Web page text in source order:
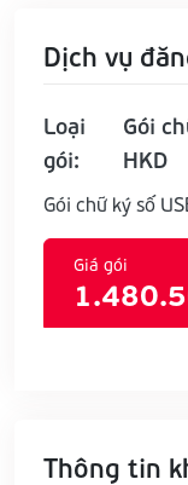
Dịch vụ
Loại
gói:
Gói
HKD
Gói chữ ký số
Giá gói
Thông tin